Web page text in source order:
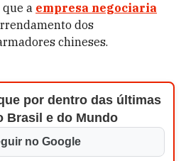
a empresa negociaria
dos
chineses.
por dentro das últimas
Brasil e do Mundo
no Google